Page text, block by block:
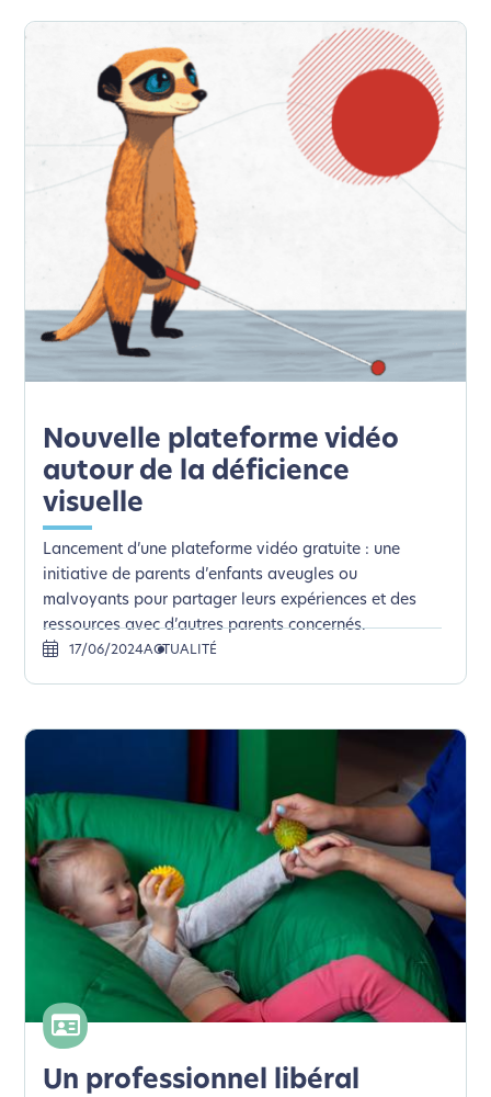
L’écoconception, ça vous
concerne aussi !
Nous avons développé ce site Internet dans le cadre
d’une démarche forte d’écoconception.
Si vous aussi vous souhaitez diminuer drastiquement
les besoins énergétiques nécessaires à votre
navigation, vous pouvez
Eco. Celui-ci sollicitera très peu nos serveurs et vous
deviendrez ainsi un acteur majeur de
l’écoconception.
Merci pour votre contribution !
Activer le Mode Eco Annuler
Nouvelle plateforme vidéo
autour de la déficience
visuelle
Lancement d’une plateforme vidéo gratuite : une
initiative de parents d’enfants aveugles ou
malvoyants pour partager leurs expériences et des
ressources avec d’autres parents concernés.
17/06/2024ACTUALITÉ
Un professionnel libéral